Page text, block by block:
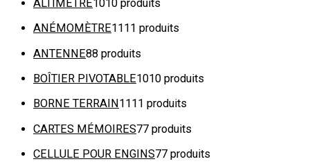
ALTIMÈTRE1010 produits
ANÉMOMÈTRE11 11 produits
ANTENNE88 produits
BOÎTIER PIVOTABLE1010 produits
BORNE TERRAIN 11 11 produits
CARTES MÉMOIRES77 produits
CELLULE POUR ENGINS77 produits